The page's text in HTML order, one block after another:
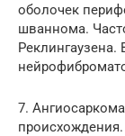
оболочек
шваннома.
Реклингаузена.
7.